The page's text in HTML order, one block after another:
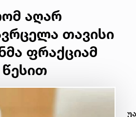
აღარ
თავისი
ფრაქციამ